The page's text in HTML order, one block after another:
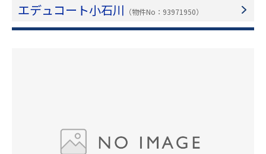
エデュコート小石川 （物件No：93971950）